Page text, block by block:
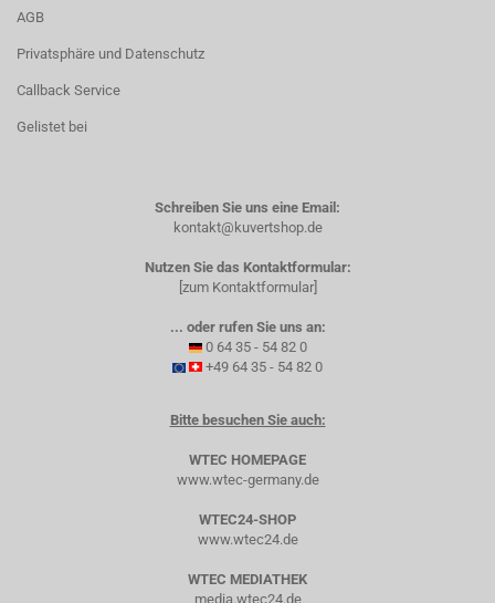
AGB
Privatsphäre und Datenschutz
Callback Service
Gelistet bei
Schreiben Sie uns eine Email:
kontakt@kuvertshop.de
Nutzen Sie das Kontaktformular:
[zum Kontaktformular]
... oder rufen Sie uns an:
0 64 35 - 54 82 0
+49 64 35 - 54 82 0
Bitte besuchen Sie auch:
WTEC HOMEPAGE
www.wtec-germany.de
WTEC24-SHOP
www.wtec24.de
WTEC MEDIATHEK
media.wtec24.de